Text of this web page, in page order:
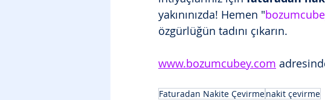
yakınınızda! Hemen "
özgürlüğün tadını çıkarın.
www.bozumcubey.com
Faturadan Nakite Çevirmenakit çevirme